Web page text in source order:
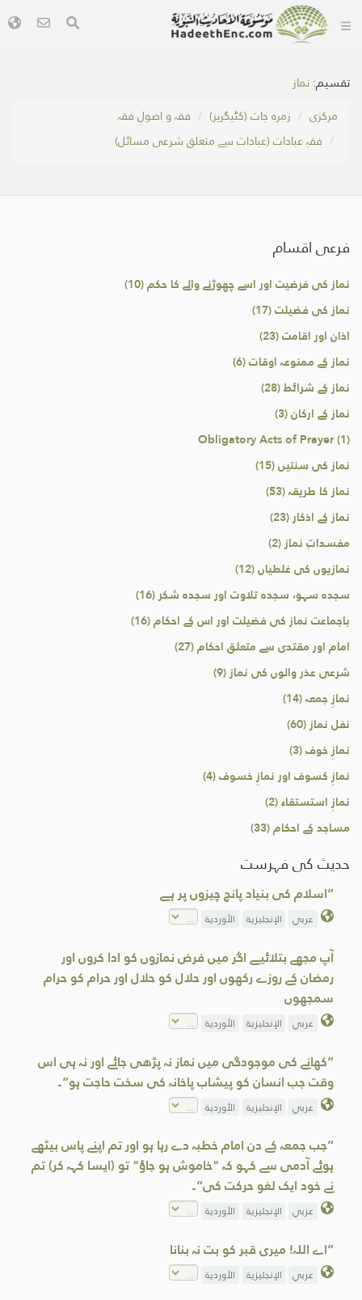
تقسیم: نماز
مرکزی
زمرہ جات (کٹیگریز)
فقہ و اصولِ فقہ
فقہِ عبادات (عبادات سے متعلق شرعی مسائل)
فرعی اقسام
نماز کی فرضیت اور اسے چھوڑنے والے کا حکم (10)
نماز کی فضیلت (17)
اذان اور اقامت (23)
نماز کے ممنوعہ اوقات (6)
نماز کے شرائط (28)
نماز کے ارکان (3)
Obligatory Acts of Prayer (1)
نماز کی سنتیں (15)
نماز کا طریقہ (53)
نماز کے اذکار (23)
مفسداتِ نماز (2)
نمازیوں کی غلطیاں (12)
سجدہ سہو، سجدہ تلاوت اور سجدہ شکر (16)
باجماعت نماز کی فضیلت اور اس کے احکام (16)
امام اور مقتدی سے متعلق احکام (27)
شرعی عذر والوں کی نماز (9)
نمازِ جمعہ (14)
نفل نماز (60)
نمازِ خوف (3)
نمازِ کسوف اور نمازِ خسوف (4)
نمازِ استستقاء (2)
مساجد کے احکام (33)
حدیث کی فہرست
”اسلام کی بنیاد پانچ چیزوں پر ہے
عربي الإنجليزية الأوردية
آپ مجھے بتلائیے اگر میں فرض نمازوں کو ادا کروں اور
رمضان کے روزے رکھوں اور حلال کو حلال اور حرام کو حرام
سمجھوں
عربي الإنجليزية الأوردية
”کھانے کی موجودگی میں نماز نہ پڑھی جائے اور نہ ہی اس
وقت جب انسان کو پیشاب پاخانہ کی سخت حاجت ہو“۔
عربي الإنجليزية الأوردية
”جب جمعہ کے دن امام خطبہ دے رہا ہو اور تم اپنے پاس بیٹھے
ہوئے آدمی سے کہو کہ "خاموش ہو جاؤ" تو (ایسا کہہ کر) تم
نے خود ایک لغو حرکت کی“۔
عربي الإنجليزية الأوردية
”اے اللہ! میری قبر کو بت نہ بنانا
عربي الإنجليزية الأوردية